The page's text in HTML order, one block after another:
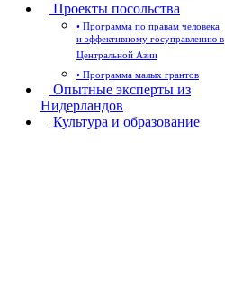
Проекты посольства
• Программа по правам человека
и эффективному госуправлению в
Центральной Азии
• Программа малых грантов
Опытные эксперты из
Нидерландов
Культура и образование